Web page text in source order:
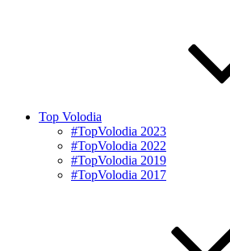
Top Volodia
#TopVolodia 2023
#TopVolodia 2022
#TopVolodia 2019
#TopVolodia 2017